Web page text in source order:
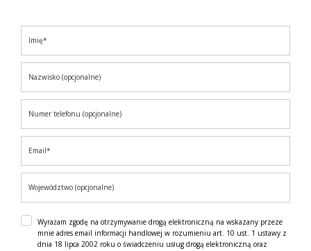
Wyrażam zgodę na otrzymywanie drogą elektroniczną na wskazany przeze
mnie adres email informacji handlowej w rozumieniu art. 10 ust. 1 ustawy z
dnia 18 lipca 2002 roku o świadczeniu usług drogą elektroniczną oraz